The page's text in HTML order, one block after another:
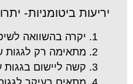
יריעות ביטומניות-
יקרה בהשוואה
מתאימה רק לגגות
קשה ליישום